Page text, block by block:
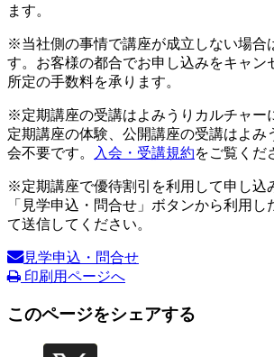
ます。
※当社側の事情で講座が成立しない場合
す。お客様の都合でお申し込みをキャン
所定の手数料を承ります。
※定期講座の受講はよみうりカルチャー
定期講座の体験、公開講座の受講はよみ
会不要です。
入会・受講規約をご覧くだ
※定期講座で優待割引を利用して申し込
「見学申込・問合せ」ボタンから利用し
て送信してください。
見学申込・問合せ
印刷用ページへ
このページをシェアする